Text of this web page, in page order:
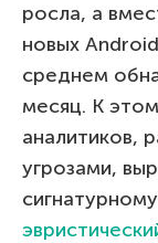
росла, а
новых
среднем
месяц. К
аналитиков,
угрозами,